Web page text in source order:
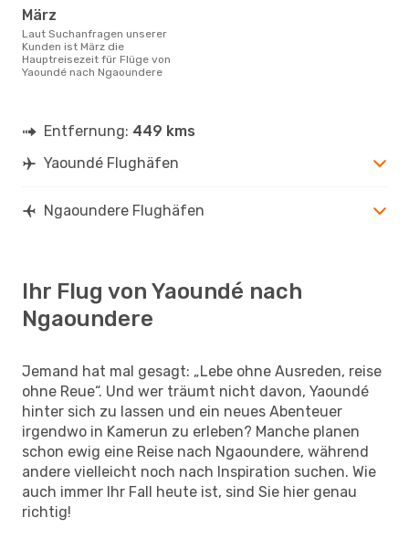
März
Laut Suchanfragen unserer
Kunden ist März die
Hauptreisezeit für Flüge von
Yaoundé nach Ngaoundere
Entfernung: 449 kms
Yaoundé Flughäfen
Ngaoundere Flughäfen
Ihr Flug von Yaoundé nach
Ngaoundere
Jemand hat mal gesagt: „Lebe ohne Ausreden, reise
ohne Reue“. Und wer träumt nicht davon, Yaoundé
hinter sich zu lassen und ein neues Abenteuer
irgendwo in Kamerun zu erleben? Manche planen
schon ewig eine Reise nach Ngaoundere, während
andere vielleicht noch nach Inspiration suchen. Wie
auch immer Ihr Fall heute ist, sind Sie hier genau
richtig!